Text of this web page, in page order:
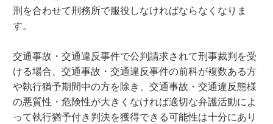
刑を合わせて刑務所で服役しなければならなくなりま
す。
交通事故・交通違反事件で公判請求されて刑事裁判を受
ける場合、交通事故・交通違反事件の前科が複数ある方
や執行猶予期間中の方を除き、交通事故・交通違反態様
の悪質性・危険性が大きくなければ適切な弁護活動によ
って執行猶予付き判決を獲得できる可能性は十分にあり